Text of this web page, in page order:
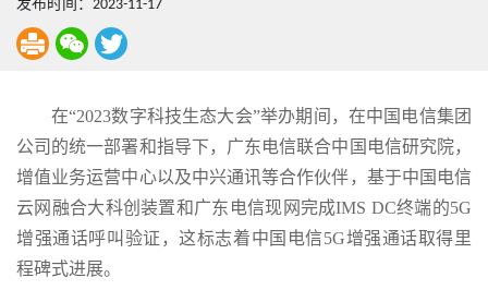
发布时间：2023-11-17
在“2023数字科技生态大会”举办期间，在中国电信集团
公司的统一部署和指导下，广东电信联合中国电信研究院，
增值业务运营中心以及中兴通讯等合作伙伴，基于中国电信
云网融合大科创装置和广东电信现网完成IMS DC终端的5G
增强通话呼叫验证，这标志着中国电信5G增强通话取得里
程碑式进展。